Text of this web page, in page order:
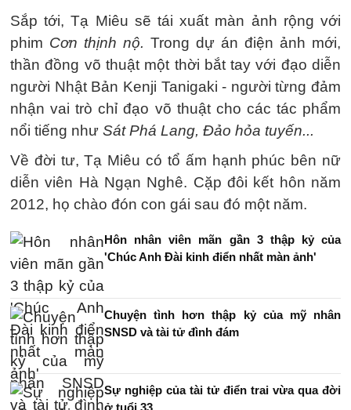
Sắp tới, Tạ Miêu sẽ tái xuất màn ảnh rộng với
phim Cơn thịnh nộ. Trong dự án điện ảnh mới,
thần đồng võ thuật một thời bắt tay với đạo diễn
người Nhật Bản Kenji Tanigaki - người từng đảm
nhận vai trò chỉ đạo võ thuật cho các tác phẩm
nổi tiếng như Sát Phá Lang, Đảo hỏa tuyến...
Về đời tư, Tạ Miêu có tổ ấm hạnh phúc bên nữ
diễn viên Hà Ngạn Nghê. Cặp đôi kết hôn năm
2012, họ chào đón con gái sau đó một năm.
Hôn nhân viên mãn gần 3 thập kỷ của
'Chúc Anh Đài kinh điển nhất màn ảnh'
Chuyện tình hơn thập kỷ của mỹ nhân
SNSD và tài tử đình đám
Sự nghiệp của tài tử điển trai vừa qua đời
ở tuổi 33